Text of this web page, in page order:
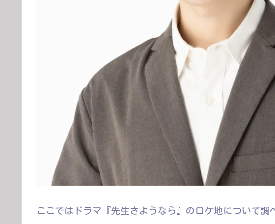
ここではドラマ『先生さようなら』のロケ地について調